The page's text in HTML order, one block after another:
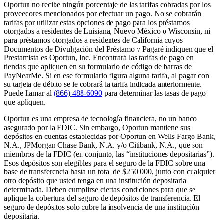
Oportun no recibe ningún porcentaje de las tarifas cobradas por los
proveedores mencionados por efectuar un pago. No se cobrarán
tarifas por utilizar estas opciones de pago para los préstamos
otorgados a residentes de Luisiana, Nuevo México o Wisconsin, ni
para préstamos otorgados a residentes de California cuyos
Documentos de Divulgación del Préstamo y Pagaré indiquen que el
Prestamista es Oportun, Inc. Encontrará las tarifas de pago en
tiendas que apliquen en su formulario de código de barras de
PayNearMe. Si en ese formulario figura alguna tarifa, al pagar con
su tarjeta de débito se le cobrará la tarifa indicada anteriormente.
Puede llamar al (866) 488-6090 para determinar las tasas de pago
que apliquen.
Oportun es una empresa de tecnología financiera, no un banco
asegurado por la FDIC. Sin embargo, Oportun mantiene sus
depósitos en cuentas establecidas por Oportun en Wells Fargo Bank,
N.A., JPMorgan Chase Bank, N.A. y/o Citibank, N.A., que son
miembros de la FDIC (en conjunto, las “instituciones depositarias”).
Esos depósitos son elegibles para el seguro de la FDIC sobre una
base de transferencia hasta un total de $250 000, junto con cualquier
otro depósito que usted tenga en una institución depositaria
determinada. Deben cumplirse ciertas condiciones para que se
aplique la cobertura del seguro de depósitos de transferencia. El
seguro de depósitos solo cubre la insolvencia de una institución
depositaria.